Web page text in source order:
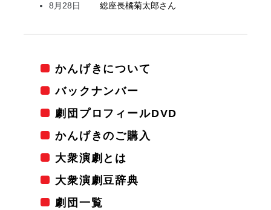
8月28日
総座長橘菊太郎さん
かんげきについて
バックナンバー
劇団プロフィールDVD
かんげきのご購入
大衆演劇とは
大衆演劇豆辞典
劇団一覧